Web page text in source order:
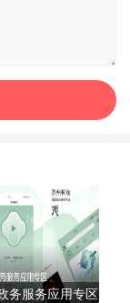
务服务应用专区